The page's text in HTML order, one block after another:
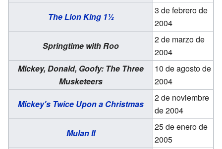
The Lion King 1½
3 de febrero de
2004
Springtime with Roo
2 de marzo de
2004
Mickey, Donald, Goofy: The Three
Musketeers
10 de agosto de
2004
Mickey's Twice Upon a Christmas
2 de noviembre
de 2004
Mulan II
25 de enero de
2005